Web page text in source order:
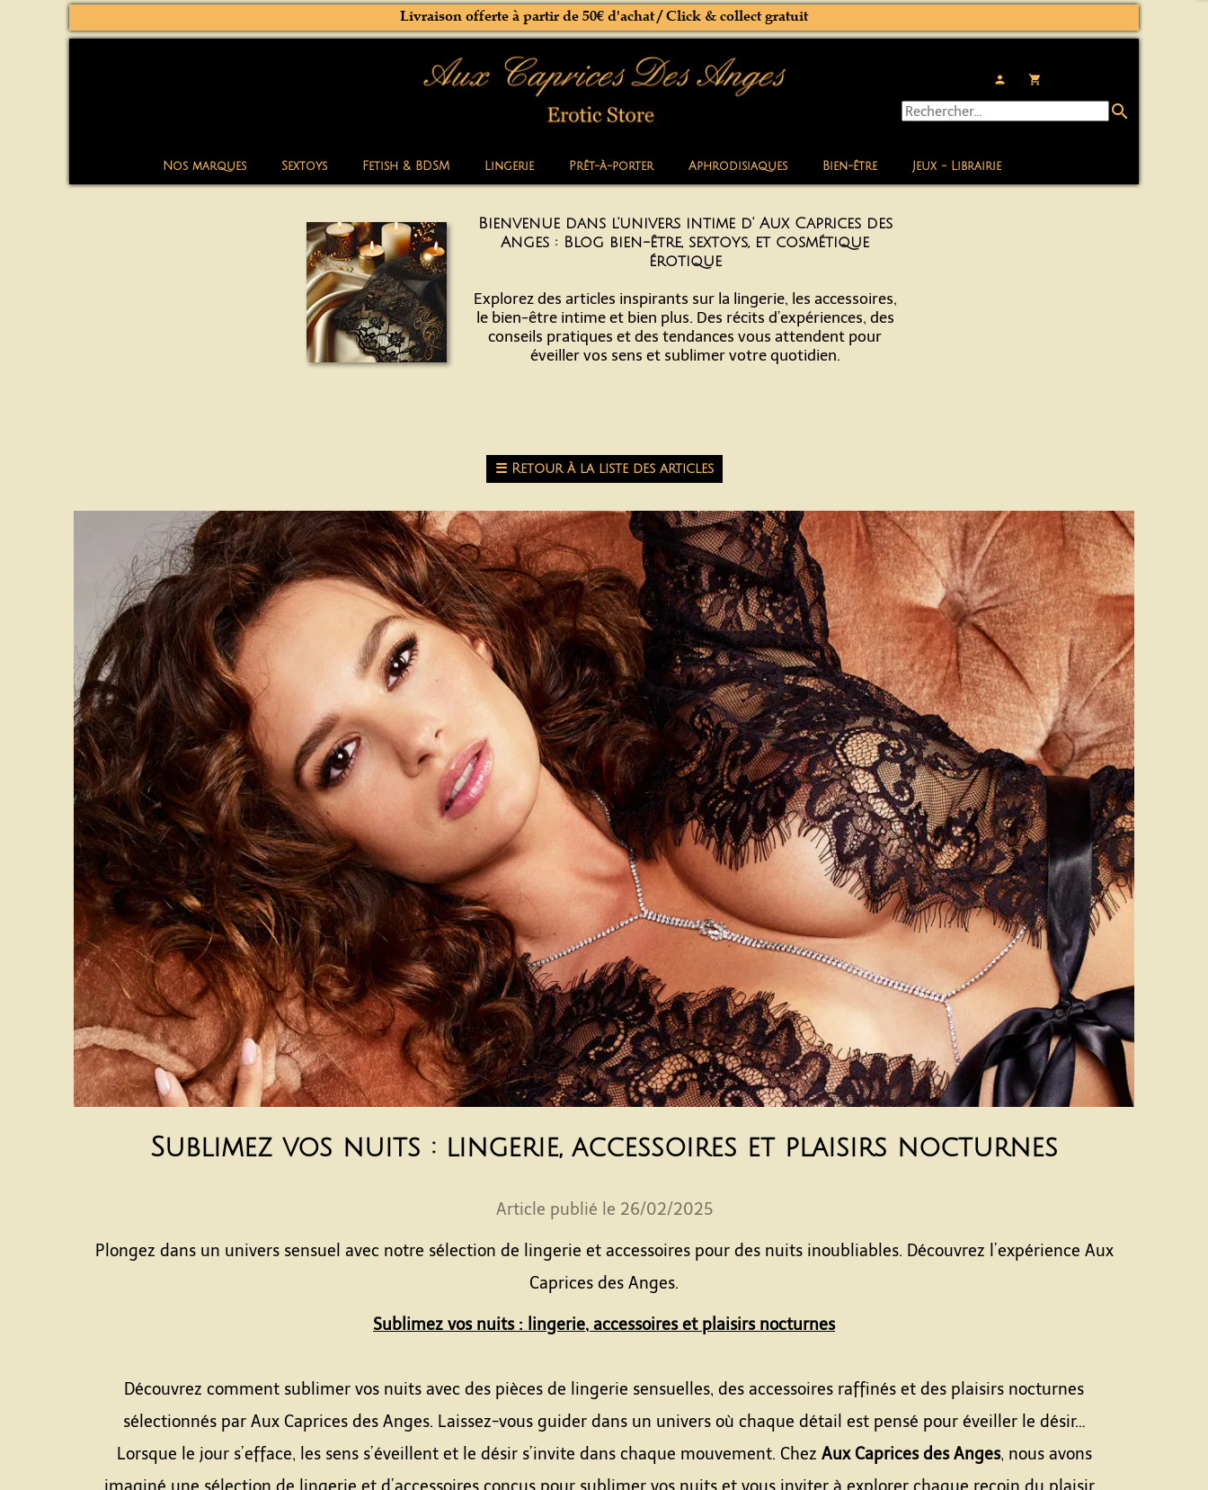
Nos marques Sextoys Fetish & BDSM Lingerie Prêt-à-porter Aphrodisiaques Bien-être Jeux - Librairie
person local_grocery_store
Livraison offerte à partir de 50€ d'achat / Click & collect gratuit
search
Bienvenue dans l'univers intime d' Aux Caprices des
Anges : Blog bien-être, sextoys, et cosmétique
érotique
Explorez des articles inspirants sur la lingerie, les accessoires,
le bien-être intime et bien plus. Des récits d’expériences, des
conseils pratiques et des tendances vous attendent pour
éveiller vos sens et sublimer votre quotidien.
☰ Retour à la liste des articles
Sublimez vos nuits : lingerie, accessoires et plaisirs nocturnes
Article publié le 26/02/2025
Plongez dans un univers sensuel avec notre sélection de lingerie et accessoires pour des nuits inoubliables. Découvrez l’expérience Aux
Caprices des Anges.
Sublimez vos nuits : lingerie, accessoires et plaisirs nocturnes
Découvrez comment sublimer vos nuits avec des pièces de lingerie sensuelles, des accessoires raffinés et des plaisirs nocturnes
sélectionnés par Aux Caprices des Anges. Laissez-vous guider dans un univers où chaque détail est pensé pour éveiller le désir…
Lorsque le jour s’efface, les sens s’éveillent et le désir s’invite dans chaque mouvement. Chez Aux Caprices des Anges, nous avons